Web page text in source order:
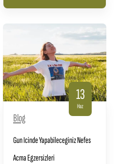
13
Haz
Blog
Gun Icinde Yapabileceginiz Nefes
Acma Egzersizleri